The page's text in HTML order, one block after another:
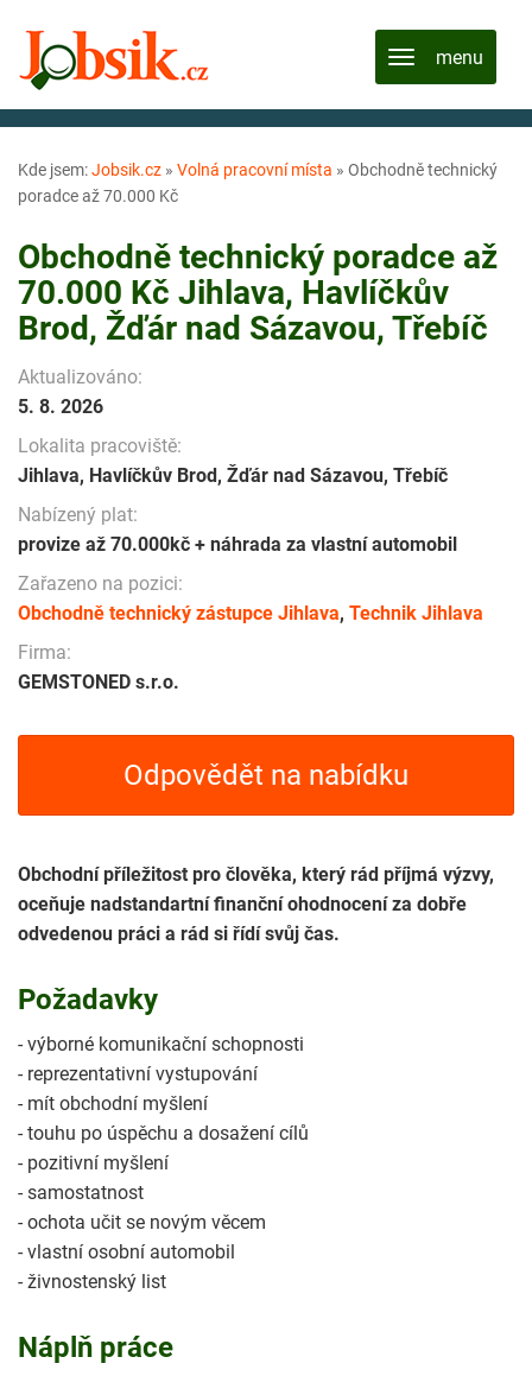
Kde jsem:Jobsik.cz » Volná pracovní místa » Obchodně technický
poradce až 70.000 Kč
Obchodně technický poradce až
70.000 Kč Jihlava, Havlíčkův
Brod, Žďár nad Sázavou, Třebíč
Aktualizováno:
5. 8. 2026
Lokalita pracoviště:
Jihlava, Havlíčkův Brod, Žďár nad Sázavou, Třebíč
Nabízený plat:
provize až 70.000kč + náhrada za vlastní automobil
Zařazeno na pozici:
Obchodně technický zástupce Jihlava, Technik Jihlava
Firma:
GEMSTONED s.r.o.
Odpovědět na nabídku
Obchodní příležitost pro člověka, který rád příjmá výzvy,
oceňuje nadstandartní finanční ohodnocení za dobře
odvedenou práci a rád si řídí svůj čas.
Požadavky
- výborné komunikační schopnosti
- reprezentativní vystupování
- mít obchodní myšlení
- touhu po úspěchu a dosažení cílů
- pozitivní myšlení
- samostatnost
- ochota učit se novým věcem
- vlastní osobní automobil
- živnostenský list
Náplň práce